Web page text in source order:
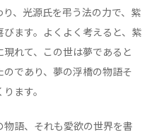
、光源氏を弔う法の力で、紫
ます。よくよく考えると、紫
れて、この世は夢であると
であり、夢の浮橋の物語そ
ます。
語、それも愛欲の世界を書